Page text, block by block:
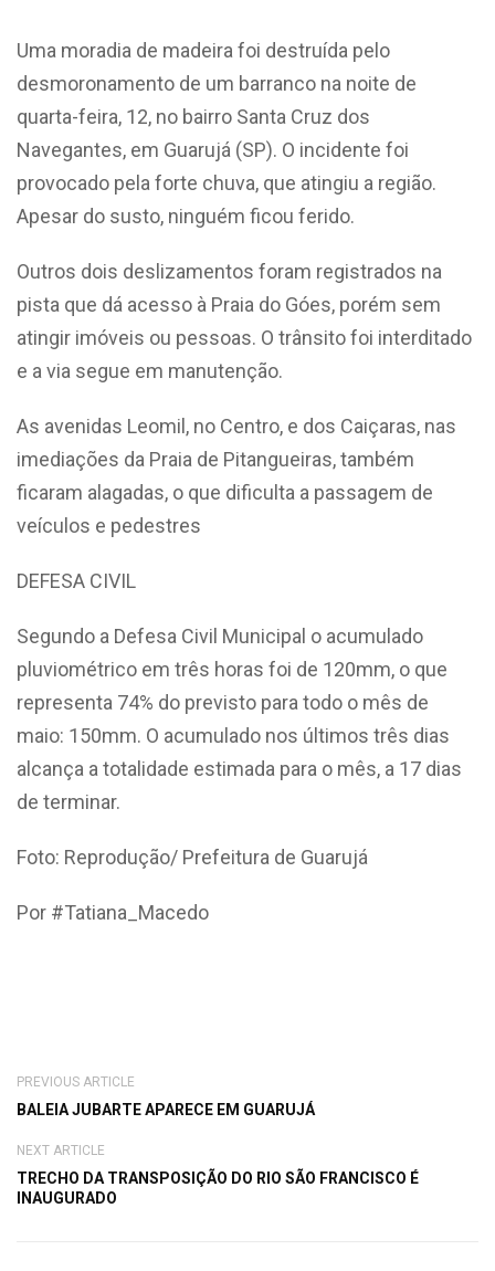
Uma moradia de madeira foi destruída pelo
desmoronamento de um barranco na noite de
quarta-feira, 12, no bairro Santa Cruz dos
Navegantes, em Guarujá (SP). O incidente foi
provocado pela forte chuva, que atingiu a região.
Apesar do susto, ninguém ficou ferido.
Outros dois deslizamentos foram registrados na
pista que dá acesso à Praia do Góes, porém sem
atingir imóveis ou pessoas. O trânsito foi interditado
e a via segue em manutenção.
As avenidas Leomil, no Centro, e dos Caiçaras, nas
imediações da Praia de Pitangueiras, também
ficaram alagadas, o que dificulta a passagem de
veículos e pedestres
DEFESA CIVIL
Segundo a Defesa Civil Municipal o acumulado
pluviométrico em três horas foi de 120mm, o que
representa 74% do previsto para todo o mês de
maio: 150mm. O acumulado nos últimos três dias
alcança a totalidade estimada para o mês, a 17 dias
de terminar.
Foto: Reprodução/ Prefeitura de Guarujá
Por #Tatiana_Macedo
PREVIOUS ARTICLE
BALEIA JUBARTE APARECE EM GUARUJÁ
NEXT ARTICLE
TRECHO DA TRANSPOSIÇÃO DO RIO SÃO FRANCISCO É
INAUGURADO